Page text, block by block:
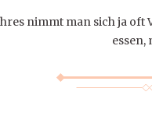
nimmt man sich ja
essen,